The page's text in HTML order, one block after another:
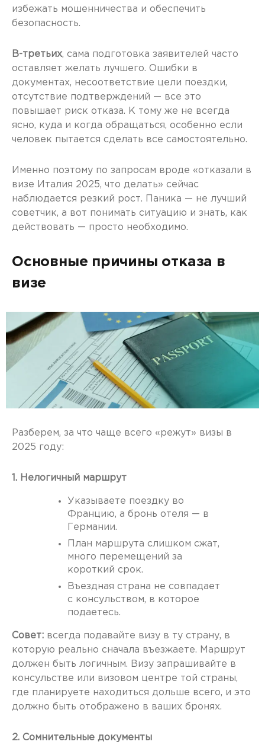
избежать мошенничества и обеспечить
безопасность.
В-третьих, сама подготовка заявителей часто
оставляет желать лучшего. Ошибки в
документах, несоответствие цели поездки,
отсутствие подтверждений — все это
повышает риск отказа. К тому же не всегда
ясно, куда и когда обращаться, особенно если
человек пытается сделать все самостоятельно.
Именно поэтому по запросам вроде «отказали в
визе Италия 2025, что делать» сейчас
наблюдается резкий рост. Паника — не лучший
советчик, а вот понимать ситуацию и знать, как
действовать — просто необходимо.
Основные причины отказа в
визе
Разберем, за что чаще всего «режут» визы в
2025 году:
1. Нелогичный маршрут
Указываете поездку во
Францию, а бронь отеля — в
Германии.
План маршрута слишком сжат,
много перемещений за
короткий срок.
Въездная страна не совпадает
с консульством, в которое
подаетесь.
Совет: всегда подавайте визу в ту страну, в
которую реально сначала въезжаете. Маршрут
должен быть логичным. Визу запрашивайте в
консульстве или визовом центре той страны,
где планируете находиться дольше всего, и это
должно быть отображено в ваших бронях.
2. Сомнительные документы